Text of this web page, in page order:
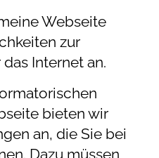
Webseite
zur
Internet an.
bieten wir
an, die Sie bei
Dazu müssen